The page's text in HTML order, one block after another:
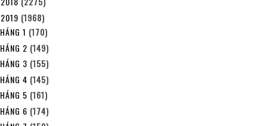
2019 (1968)
1 (170)
2 (149)
3 (155)
4 (145)
5 (161)
6 (174)